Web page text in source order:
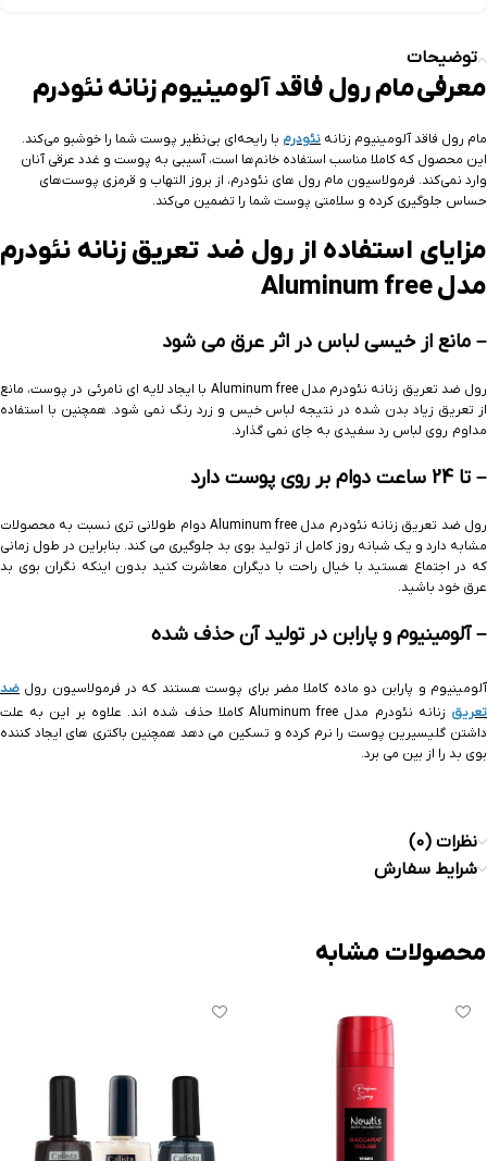
توضیحات
معرفی مام رول فاقد آلومینیوم زنانه نئودرم
مام رول فاقد آلومینیوم زنانه نئودرم با رایحه‌ای بی‌نظیر پوست شما را خوشبو می‌کند.
این محصول که کاملا مناسب استفاده خانم‌ها است، آسیبی به پوست و غدد عرقی آنان
وارد نمی‌کند. فرمولاسیون مام رول‌ های نئودرم، از بروز التهاب و قرمزی پوست‌های
حساس جلوگیری کرده و سلامتی پوست شما را تضمین می‌کند.
مزایای استفاده از رول ضد تعریق زنانه نئودرم
مدل Aluminum free
– مانع از خیسی لباس در اثر عرق می شود
رول ضد تعریق زنانه نئودرم مدل Aluminum free با ایجاد لایه ای نامرئی در پوست، مانع
از تعریق زیاد بدن شده در نتیجه لباس خیس و زرد رنگ نمی شود. همچنین با استفاده
مداوم روی لباس رد سفیدی به جای نمی گذارد.
– تا 24 ساعت دوام بر روی پوست دارد
رول ضد تعریق زنانه نئودرم مدل Aluminum free دوام طولانی تری نسبت به محصولات
مشابه دارد و یک شبانه روز کامل از تولید بوی بد جلوگیری می کند. بنابراین در طول زمانی
که در اجتماع هستید با خیال راحت با دیگران معاشرت کنید بدون اینکه نگران بوی بد
عرق خود باشید.
– آلومینیوم و پارابن در تولید آن حذف شده
آلومینیوم و پارابن دو ماده کاملا مضر برای پوست هستند که در فرمولاسیون رول ضد
تعریق
زنانه نئودرم مدل Aluminum free کاملا حذف شده اند. علاوه بر این به علت
داشتن گلیسیرین پوست را نرم کرده و تسکین می دهد همچنین باکتری های ایجاد کننده
بوی بد را از بین می برد.
نظرات (0)
شرایط سفارش
محصولات مشابه